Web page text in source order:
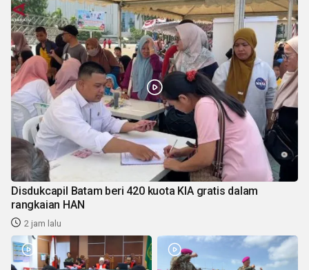
Disdukcapil Batam beri 420 kuota KIA gratis dalam
rangkaian HAN
2 jam lalu